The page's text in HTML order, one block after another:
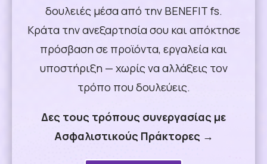
δουλειές μέσα από την BENEFIT fs.
Κράτα την ανεξαρτησία σου και απόκτησε
πρόσβαση σε προϊόντα, εργαλεία και
υποστήριξη — χωρίς να αλλάξεις τον
τρόπο που δουλεύεις.
Δες τους τρόπους συνεργασίας με
Ασφαλιστικούς Πράκτορες →